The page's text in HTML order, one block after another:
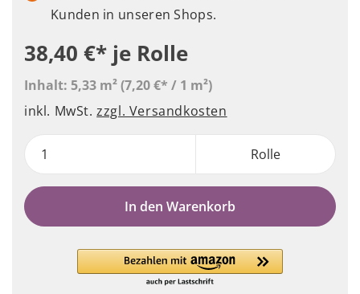
Kunden in unseren Shops.
38,40 €* je Rolle
Inhalt: 5,33 m²(7,20 €* / 1 m²)
inkl. MwSt.zzgl. Versandkosten
Rolle
In den Warenkorb